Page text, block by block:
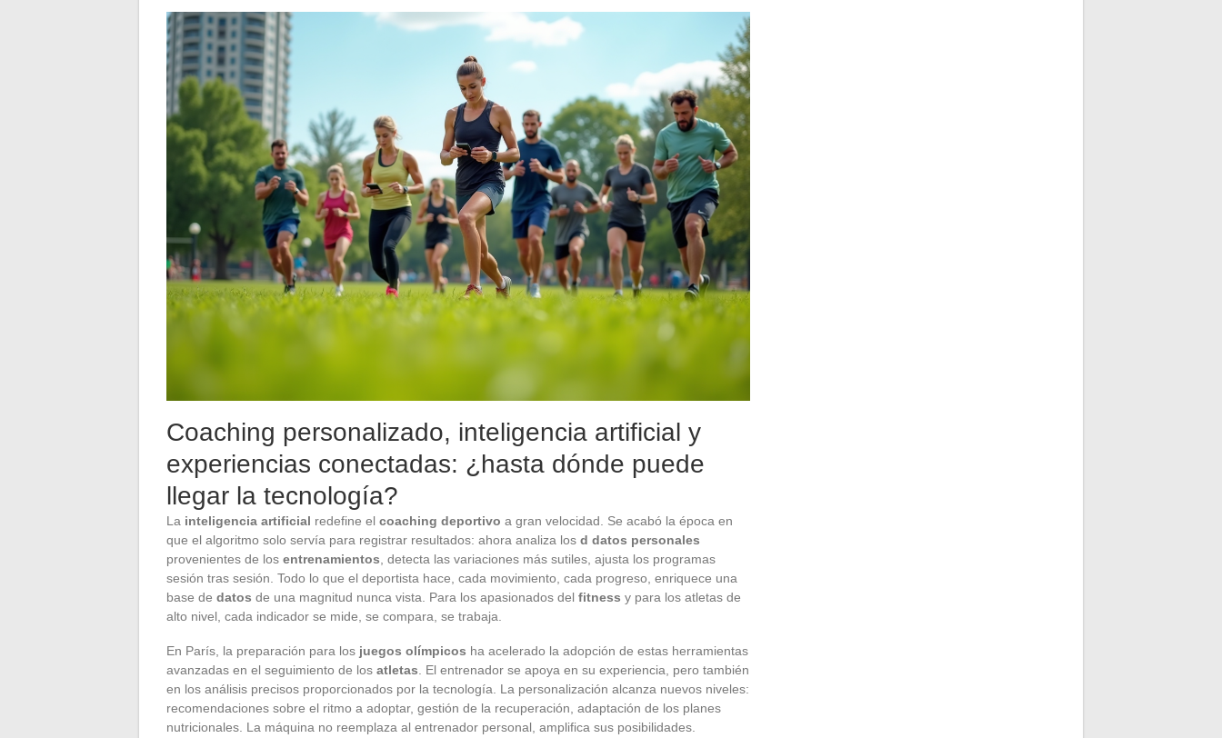
Coaching personalizado, inteligencia artificial y
experiencias conectadas: ¿hasta dónde puede
llegar la tecnología?
La inteligencia artificial redefine el coaching deportivo a gran velocidad. Se acabó la época en
que el algoritmo solo servía para registrar resultados: ahora analiza los d datos personales
provenientes de los entrenamientos , detecta las variaciones más sutiles, ajusta los programas
sesión tras sesión. Todo lo que el deportista hace, cada movimiento, cada progreso, enriquece una
base de datos de una magnitud nunca vista. Para los apasionados del fitness y para los atletas de
alto nivel, cada indicador se mide, se compara, se trabaja.
En París, la preparación para los juegos olímpicos ha acelerado la adopción de estas herramientas
avanzadas en el seguimiento de los atletas . El entrenador se apoya en su experiencia, pero también
en los análisis precisos proporcionados por la tecnología. La personalización alcanza nuevos niveles:
recomendaciones sobre el ritmo a adoptar, gestión de la recuperación, adaptación de los planes
nutricionales. La máquina no reemplaza al entrenador personal, amplifica sus posibilidades.